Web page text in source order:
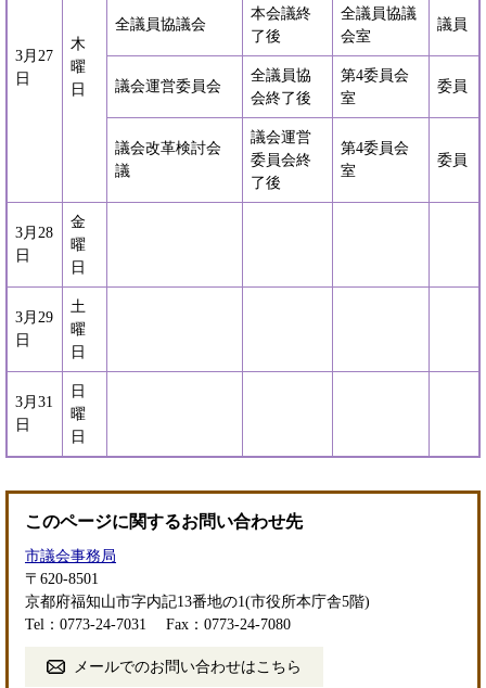
3月27
日
木
曜
日
全議員協議会
本会議終
了後
全議員協議
会室
議員
議会運営委員会
全議員協
会終了後
第4委員会
室
委員
議会改革検討会
議
議会運営
委員会終
了後
第4委員会
室
委員
3月28
日
金
曜
日
3月29
日
土
曜
日
3月31
日
日
曜
日
このページに関するお問い合わせ先
市議会事務局
〒620-8501
京都府福知山市字内記13番地の1(市役所本庁舎5階)
Tel：0773-24-7031
Fax：0773-24-7080
メールでのお問い合わせはこちら